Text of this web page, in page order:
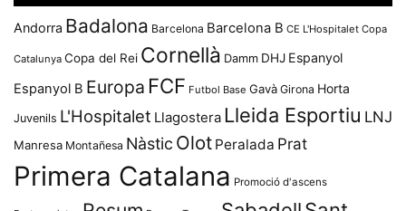
Andorra Badalona Barcelona Barcelona B CE L'Hospitalet Copa
Catalunya Copa del Rei Cornellà Damm DHJ Espanyol
Espanyol B Europa FCF Futbol Base Gavà Girona Horta
Juvenils L'Hospitalet Llagostera Lleida Esportiu LNJ
Manresa Montañesa Nàstic Olot Peralada Prat
Primera Catalana Promoció d'ascens